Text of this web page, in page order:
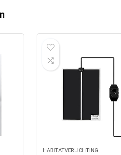
HABITATVERLICHTING